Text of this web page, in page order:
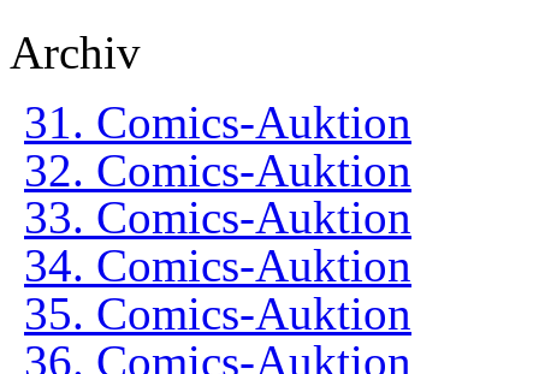
Archiv
31. Comics-Auktion
32. Comics-Auktion
33. Comics-Auktion
34. Comics-Auktion
35. Comics-Auktion
36. Comics-Auktion